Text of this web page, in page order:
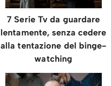
7 Serie Tv da guardare
lentamente, senza cedere
alla tentazione del binge-
watching